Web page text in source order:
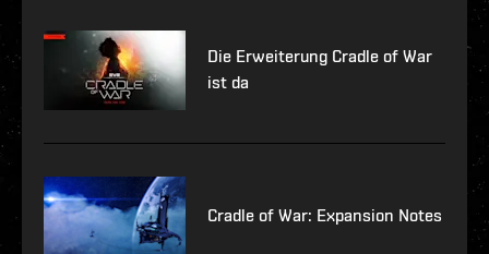
Die Erweiterung Cradle of War
ist da
Cradle of War: Expansion Notes